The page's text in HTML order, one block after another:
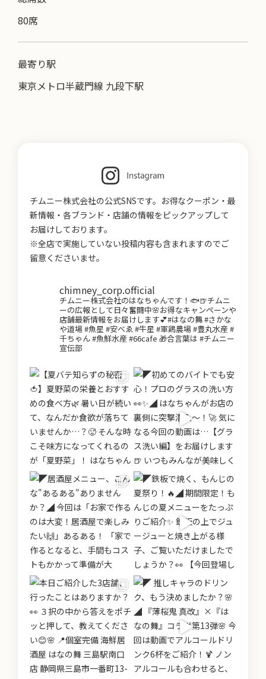
80席
最寄り駅
東京メトロ半蔵門線 九段下駅
チムニー株式会社の公式SNSです。お得なクーポン・最
新情報・各ブランド・店舗の情報をピックアップして
お届けしております。
※全店で実施していない投稿内容も含まれますのでご
留意くださいませ。
chimney_corp.official
チムニー株式会社のはなちゃんです！🐟🍺チムニ
ーの広報として日々奮闘中🌸お得なキャンペーンや
店舗最新情報をお届けします💕#はなの舞 #さかな
や道場 #魚星 #安べゑ #牛星 #軍鶏農場 #豊丸水産 #
千ちゃん #魚鮮水産 #66cafe 🎁合言葉は #チムニー
宣伝部